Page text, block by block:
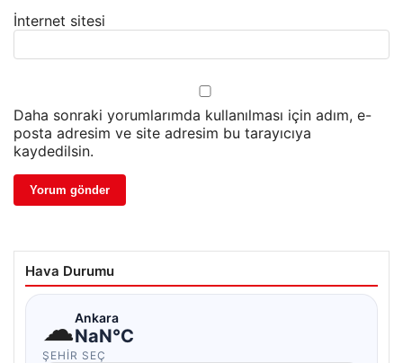
İnternet sitesi
Daha sonraki yorumlarımda kullanılması için adım, e-
posta adresim ve site adresim bu tarayıcıya
kaydedilsin.
Hava Durumu
☁Ankara
NaN°C
ŞEHIR SEÇ